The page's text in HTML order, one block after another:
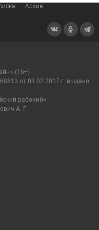
Архив
(16+)
от 03.02.2017 г. выдано
рабочий»
А. Г.